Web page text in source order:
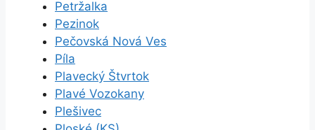
Petržalka
Pezinok
Pečovská Nová Ves
Píla
Plavecký Štvrtok
Plavé Vozokany
Plešivec